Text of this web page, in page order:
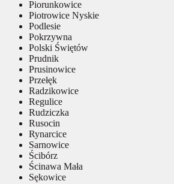
Piorunkowice
Piotrowice Nyskie
Podlesie
Pokrzywna
Polski Świętów
Prudnik
Prusinowice
Przełęk
Radzikowice
Regulice
Rudziczka
Rusocin
Rynarcice
Sarnowice
Ścibórz
Ścinawa Mała
Sękowice